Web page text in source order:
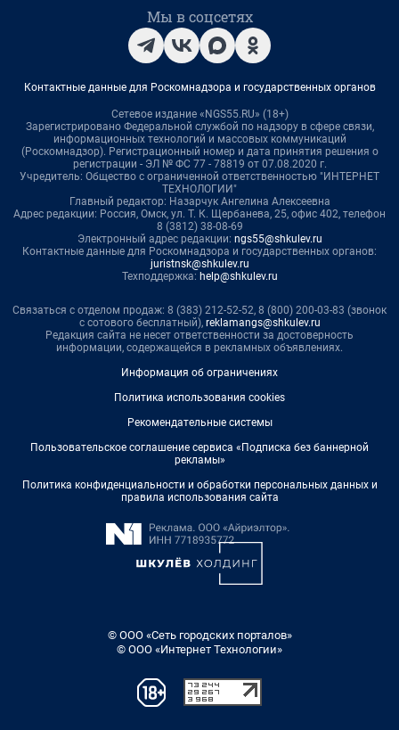
Мы в соцсетях
Контактные данные для Роскомнадзора и государственных органов
Сетевое издание «NGS55.RU» (18+)
Зарегистрировано Федеральной службой по надзору в сфере связи,
информационных технологий и массовых коммуникаций
(Роскомнадзор). Регистрационный номер и дата принятия решения о
регистрации - ЭЛ № ФС 77 - 78819 от 07.08.2020 г.
Учредитель: Общество с ограниченной ответственностью "ИНТЕРНЕТ
ТЕХНОЛОГИИ"
Главный редактор: Назарчук Ангелина Алексеевна
Адрес редакции: Россия, Омск, ул. Т. К. Щербанева, 25, офис 402, телефон
8 (3812) 38-08-69
Электронный адрес редакции: ngs55@shkulev.ru
Контактные данные для Роскомнадзора и государственных органов:
juristnsk@shkulev.ru
Техподдержка: help@shkulev.ru
Связаться с отделом продаж: 8 (383) 212-52-52, 8 (800) 200-03-83 (звонок
с сотового бесплатный), reklamangs@shkulev.ru
Редакция сайта не несет ответственности за достоверность
информации, содержащейся в рекламных объявлениях.
Информация об ограничениях
Политика использования cookies
Рекомендательные системы
Пользовательское соглашение сервиса «Подписка без баннерной
рекламы»
Политика конфиденциальности и обработки персональных данных и
правила использования сайта
© ООО «Сеть городских порталов»
© ООО «Интернет Технологии»